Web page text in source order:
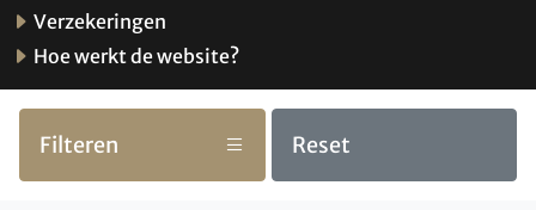
Filteren Reset
Verzekeringen
Hoe werkt de website?
© 2026 BBI Travel
Privacybeleid